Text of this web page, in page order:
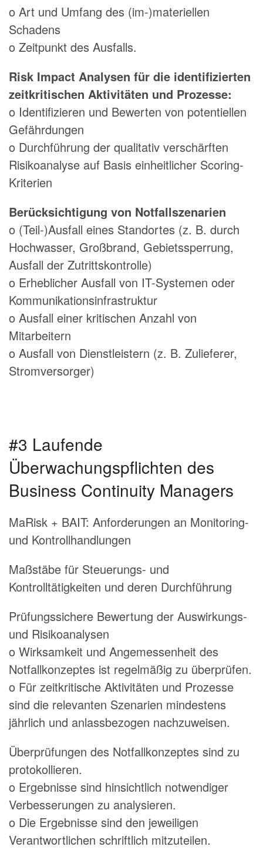
o Art und Umfang des (im-)materiellen
Schadens
o Zeitpunkt des Ausfalls.
Risk Impact Analysen für die identifizierten
zeitkritischen Aktivitäten und Prozesse:
o Identifizieren und Bewerten von potentiellen
Gefährdungen
o Durchführung der qualitativ verschärften
Risikoanalyse auf Basis einheitlicher Scoring-
Kriterien
Berücksichtigung von Notfallszenarien
o (Teil-)Ausfall eines Standortes (z. B. durch
Hochwasser, Großbrand, Gebietssperrung,
Ausfall der Zutrittskontrolle)
o Erheblicher Ausfall von IT-Systemen oder
Kommunikationsinfrastruktur
o Ausfall einer kritischen Anzahl von
Mitarbeitern
o Ausfall von Dienstleistern (z. B. Zulieferer,
Stromversorger)
#3 Laufende
Überwachungspflichten des
Business Continuity Managers
MaRisk + BAIT: Anforderungen an Monitoring-
und Kontrollhandlungen
Maßstäbe für Steuerungs- und
Kontrolltätigkeiten und deren Durchführung
Prüfungssichere Bewertung der Auswirkungs-
und Risikoanalysen
o Wirksamkeit und Angemessenheit des
Notfallkonzeptes ist regelmäßig zu überprüfen.
o Für zeitkritische Aktivitäten und Prozesse
sind die relevanten Szenarien mindestens
jährlich und anlassbezogen nachzuweisen.
Überprüfungen des Notfallkonzeptes sind zu
protokollieren.
o Ergebnisse sind hinsichtlich notwendiger
Verbesserungen zu analysieren.
o Die Ergebnisse sind den jeweiligen
Verantwortlichen schriftlich mitzuteilen.